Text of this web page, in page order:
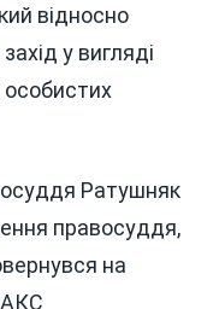
відносно
у вигляді
особистих
Ратушняк
правосуддя,
на